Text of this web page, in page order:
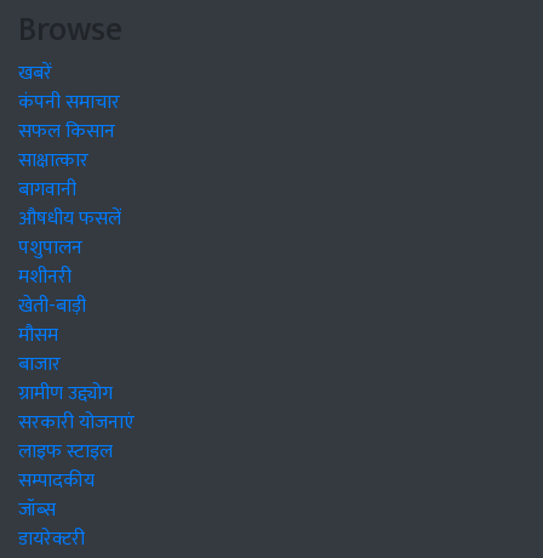
Browse
खबरें
कंपनी समाचार
सफल किसान
साक्षात्कार
बागवानी
औषधीय फसलें
पशुपालन
मशीनरी
खेती-बाड़ी
मौसम
बाजार
ग्रामीण उद्द्योग
सरकारी योजनाएं
लाइफ स्टाइल
सम्पादकीय
जॉब्स
डायरेक्टरी